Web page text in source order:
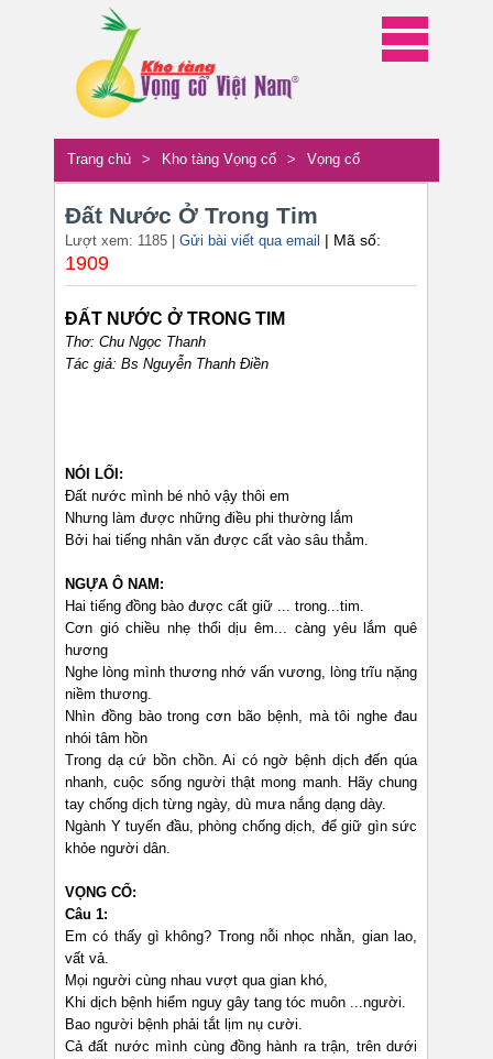
Trang chủ > Kho tàng Vọng cổ > Vọng cổ
Đất Nước Ở Trong Tim
Lượt xem: 1185 | Gửi bài viết qua email | Mã số:
1909
ĐẤT NƯỚC Ở TRONG TIM
Thơ: Chu Ngọc Thanh
Tác giả: Bs Nguyễn Thanh Điền
NÓI LỐI:
Đất nước mình bé nhỏ vậy thôi em
Nhưng làm được những điều phi thường lắm
Bởi hai tiếng nhân văn được cất vào sâu thẳm.
NGỰA Ô NAM:
Hai tiếng đồng bào được cất giữ ... trong...tim.
Cơn gió chiều nhẹ thổi dịu êm... càng yêu lắm quê
hương
Nghe lòng mình thương nhớ vấn vương, lòng trĩu nặng
niềm thương.
Nhìn đồng bào trong cơn bão bệnh, mà tôi nghe đau
nhói tâm hồn
Trong dạ cứ bồn chồn. Ai có ngờ bệnh dịch đến qúa
nhanh, cuộc sống người thật mong manh. Hãy chung
tay chống dịch từng ngày, dù mưa nắng dạng dày.
Ngành Y tuyến đầu, phòng chống dịch, để giữ gìn sức
khỏe người dân.
VỌNG CỔ:
Câu 1:
Em có thấy gì không? Trong nỗi nhọc nhằn, gian lao,
vất vả.
Mọi người cùng nhau vượt qua gian khó,
Khi dịch bệnh hiểm nguy gây tang tóc muôn ...người.
Bao người bệnh phải tắt lịm nụ cười.
Cả đất nước mình cùng đồng hành ra trận, trên dưới